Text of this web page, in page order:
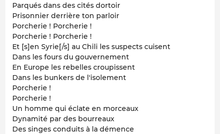
Parqués dans des cités dortoir
Prisonnier derrière ton parloir
Porcherie ! Porcherie !
Porcherie ! Porcherie !
Et [s]en Syrie[/s] au Chili les suspects cuisent
Dans les fours du gouvernement
En Europe les rebelles croupissent
Dans les bunkers de l'isolement
Porcherie !
Porcherie !
Un homme qui éclate en morceaux
Dynamité par des bourreaux
Des singes conduits à la démence